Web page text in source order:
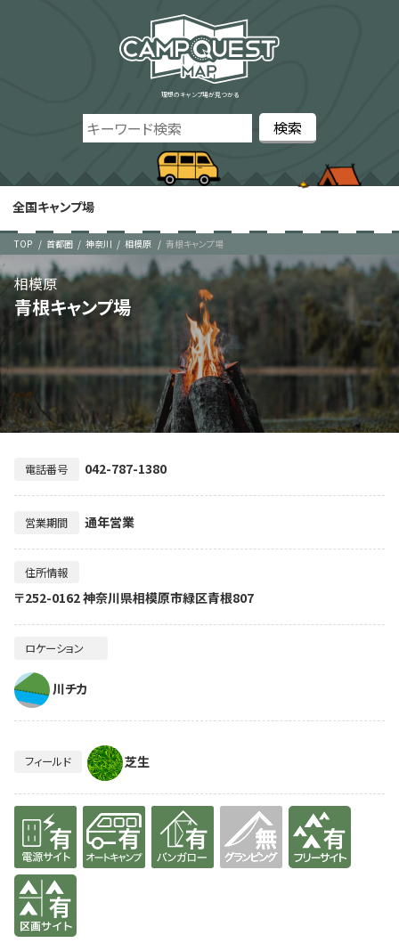
理想のキャンプ場が見つかる
全国キャンプ場
TOP 首都圏 神奈川 相模原 青根キャンプ場
青根キャンプ場
相模原
電話番号 042-787-1380
営業期間 通年営業
住所情報
〒252-0162 神奈川県相模原市緑区青根807
ロケーション
川チカ
フィールド 芝生
有り 有り 有り 有り
有り